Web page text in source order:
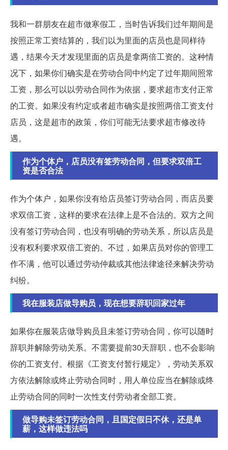
我和一群朋友在超市做寒假工，当时告诉我们过年期间是
按照正常工资结算的，我们以为里面的店员也是同样待
遇，结果今天才发现里面的店员是拿两倍工资的。这种情
况下，如果你们确实是在劳动合同中约定了过年期间照常
工资，那么可以以劳动合同作为依据，要求超市支付正常
的工资。如果没有约定或者超市确实是按照两倍工资支付
店员，这是超市的政策，你们可能无法要求超市修改待
遇。
作为个体户，店员没有签劳动合同，但要求双倍工
资是否合法
作为个体户，如果你没有给店员签订劳动合同，而店员要
求双倍工资，这样的要求在法律上是不合法的。双方之间
没有签订劳动合同，也没有明确的劳动关系，所以店员是
没有权利要求双倍工资的。不过，如果店员对你的管理工
作不满，他可以通过劳动仲裁或其他法律途径来解决劳动
纠纷。
我在服装店做导购员，现在想要辞职回家过年
如果你在服装店做导购员且未签订劳动合同，你可以随时
辞职并解除劳动关系。不需要提前30天辞职，也不会影响
你的工资支付。根据《工资支付暂行规定》，劳动关系双
方依法解除或终止劳动合同时，用人单位应当在解除或终
止劳动合同的同时一次性支付劳动者全部工资。
做导购未签订劳动合同，且国定假日不休，还是单
薪，这样做违法吗